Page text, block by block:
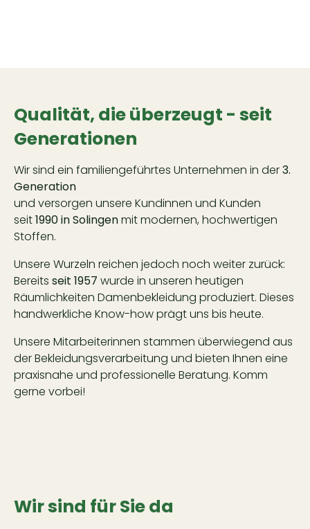
Qualität, die überzeugt - seit
Generationen
Wir sind ein familiengeführtes Unternehmen in der3.
Generation
und versorgen unsere Kundinnen und Kunden
seit1990 in Solingenmit modernen, hochwertigen
Stoffen.
Unsere Wurzeln reichen jedoch noch weiter zurück:
Bereits seit 1957 wurde in unseren heutigen
Räumlichkeiten Damenbekleidung produziert. Dieses
handwerkliche Know-how prägt uns bis heute.
Unsere Mitarbeiterinnen stammen überwiegend aus
der Bekleidungsverarbeitung und bieten Ihnen eine
praxisnahe und professionelle Beratung. Komm
gerne vorbei!
Wir sind für Sie da